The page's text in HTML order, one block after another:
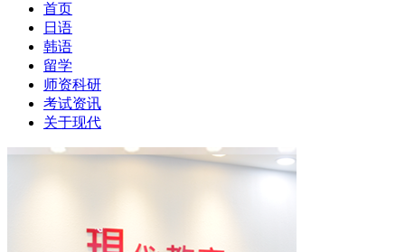
首页
日语
韩语
留学
师资科研
考试资讯
关于现代